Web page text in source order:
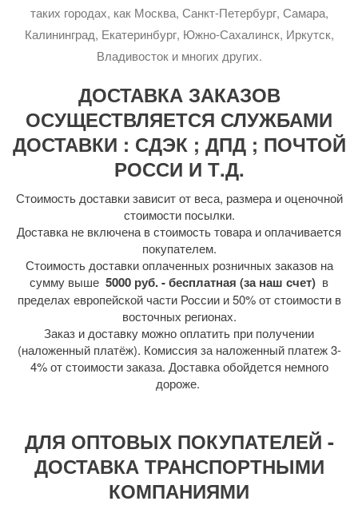
таких городах, как Москва, Санкт-Петербург, Самара,
Калининград, Екатеринбург, Южно-Сахалинск, Иркутск,
Владивосток и многих других.
ДОСТАВКА ЗАКАЗОВ
ОСУЩЕСТВЛЯЕТСЯ СЛУЖБАМИ
ДОСТАВКИ : СДЭК ; ДПД ; ПОЧТОЙ
РОССИ И Т.Д.
Стоимость доставки зависит от веса, размера и оценочной
стоимости посылки.
Доставка не включена в стоимость товара и оплачивается
покупателем.
Стоимость доставки оплаченных розничных заказов на
сумму выше 5000 руб. - бесплатная (за наш счет) в
пределах европейской части России и 50% от стоимости в
восточных регионах.
Заказ и доставку можно оплатить при получении
(наложенный платёж). Комиссия за наложенный платеж 3-
4% от стоимости заказа. Доставка обойдется немного
дороже.
ДЛЯ ОПТОВЫХ ПОКУПАТЕЛЕЙ -
ДОСТАВКА ТРАНСПОРТНЫМИ
КОМПАНИЯМИ